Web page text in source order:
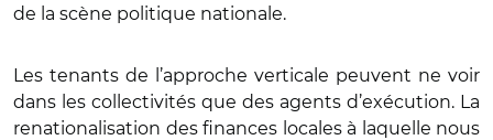
de la scène politique nationale.
Les tenants de l’approche verticale peuvent ne voir
dans les collectivités que des agents d’exécution. La
renationalisation des finances locales à laquelle nous